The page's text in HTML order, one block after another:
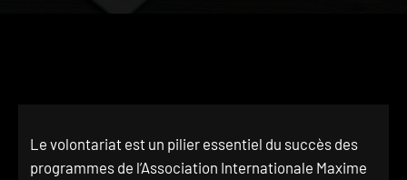
Le volontariat est un pilier essentiel du succès des
programmes de l’Association Internationale Maxime